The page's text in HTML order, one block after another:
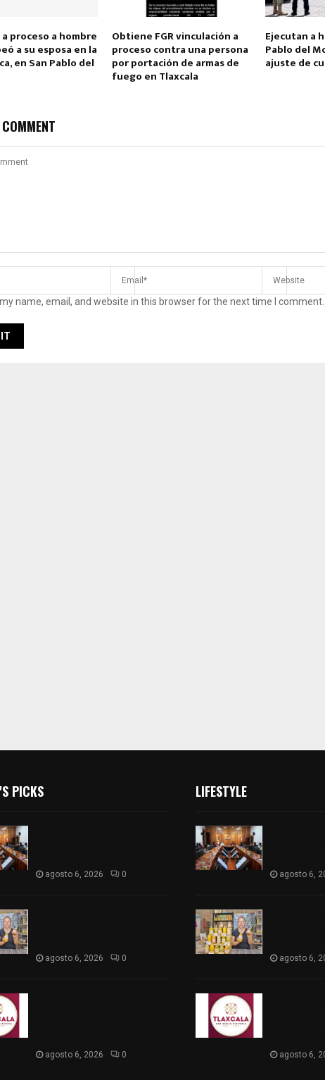
proceso a hombre
a su esposa en la
en San Pablo del
Obtiene FGR vinculación a
proceso contra una persona
por portación de armas de
fuego en Tlaxcala
Ejecutan a
Pablo del
ajuste de
name, email, and website in this browser for the next time I comment.
PICKS
agosto 6, 2026 0
agosto 6, 2026 0
agosto 6, 2026 0
LIFESTYLE
agosto 6,
agosto 6,
agosto 6,